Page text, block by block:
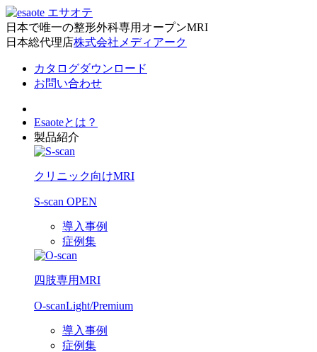
日本で唯一の整形外科専用オープンMRI
日本総代理店株式会社メディアーク
カタログダウンロード
お問い合わせ
Esaoteとは？
製品紹介
クリニック向けMRI
S-scan OPEN
導入事例
症例集
四肢専用MRI
O-scanLight/Premium
導入事例
症例集